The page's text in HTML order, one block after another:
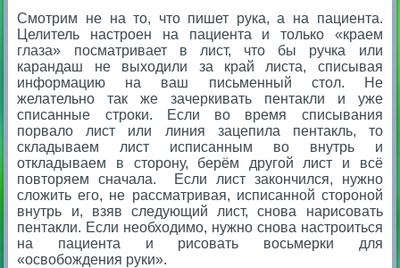
Смотрим не на то, что пишет рука, а на пациента.
Целитель настроен на пациента и только «краем
глаза» посматривает в лист, что бы ручка или
карандаш не выходили за край листа, списывая
информацию на ваш письменный стол. Не
желательно так же зачеркивать пентакли и уже
списанные строки. Если во время списывания
порвало лист или линия зацепила пентакль, то
складываем лист исписанным во внутрь и
откладываем в сторону, берём другой лист и всё
повторяем сначала. Если лист закончился, нужно
сложить его, не рассматривая, исписанной стороной
внутрь и, взяв следующий лист, снова нарисовать
пентакли. Если необходимо, нужно снова настроиться
на пациента и рисовать восьмерки для
«освобождения руки».